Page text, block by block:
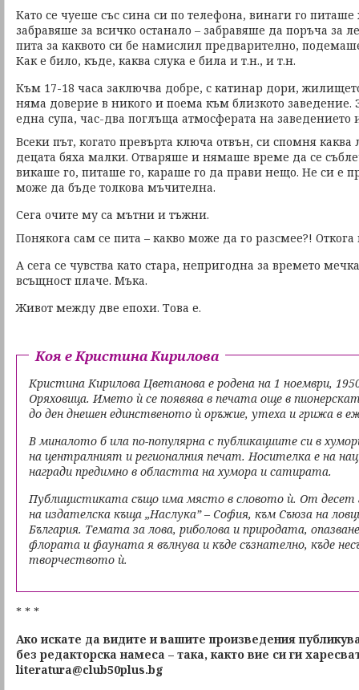
Като се чуеше със сина си по телефона, винаги го
забравяше за всичко останало – забравяше да поръча за
пита за каквото си бе намислил предварително,
Как е било, къде, каква слука е била и т.н., и т.н.
Към 17-18 часа заключва добре, с катинар дори,
няма доверие в никого и поема към близкото заведение.
една супа, час-два поглъща атмосферата на заведението
Всеки път, когато превърта ключа отвън, си спомня
децата бяха малки. Отваряше и нямаше време да се
викаше го, питаше го, караше го да прави нещо. Не си е
може да бъде толкова мъчителна.
Сега очите му са мътни и тъжни.
Понякога сам се пита – какво може да го разсмее?!
А сега се чувства като стара, непригодна за времето
всъщност плаче. Мъка.
Живот между две епохи. Това е.
Коя е Кристина Кирилова
Кристина Кирилова Цветанова е родена на 1 ноември,
Оряховица. Името ѝ се появява в печата още в
до ден днешен единственото ѝ оръжие, утеха и грижа в
В миналото б ила по-популярна с публикациите си в
на централният и регионалния печат. Носителка е на
награди предимно в областта на хумора и сатирата.
Публицистиката също има място в словото ѝ. От десет
на издателска къща „Наслука” – София, към Съюза на
България. Темата за лова, риболова и природата,
флората и фауната я вълнува и къде съзнателно, къде
творчеството ѝ.
* * *
Ако искате да видите и вашите произведения
без редакторска намеса – така, както вие си ги
literatura@club50plus.bg